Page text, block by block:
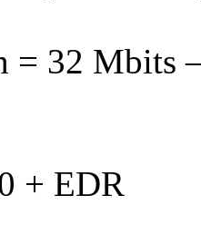
= 32 Mbits
+ EDR